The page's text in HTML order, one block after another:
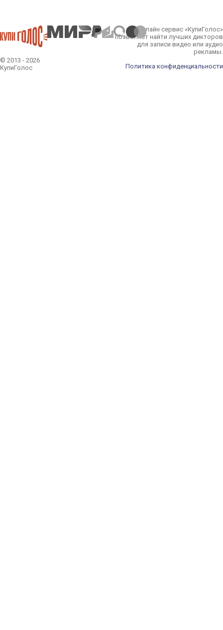
© 2013 - 2026
КупиГолос
Онлайн сервис «КупиГолос»
позволяет найти лучших дикторов
для записи видео или аудио
рекламы.
Политика конфиденциальности